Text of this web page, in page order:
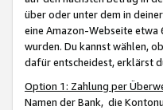
über oder unter dem in
eine Amazon-Webseite etwa
wurden. Du kannst wählen,
dafür entscheidest, erklärst
Option 1: Zahlung per
Namen der Bank, die